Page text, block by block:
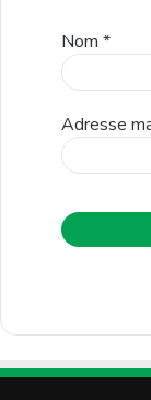
Nom *
Adresse